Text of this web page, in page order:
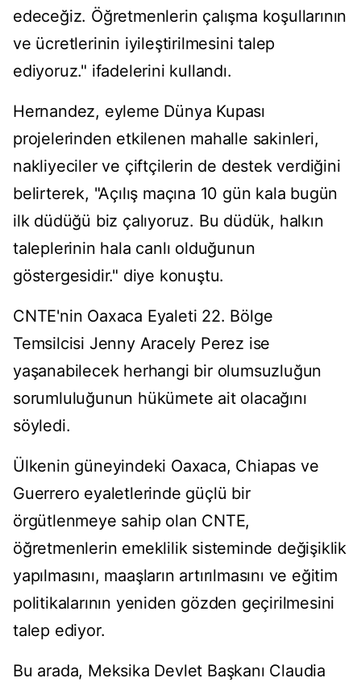
edeceğiz. Öğretmenlerin çalışma koşullarının
ve ücretlerinin iyileştirilmesini talep
ediyoruz." ifadelerini kullandı.
Hernandez, eyleme Dünya Kupası
projelerinden etkilenen mahalle sakinleri,
nakliyeciler ve çiftçilerin de destek verdiğini
belirterek, "Açılış maçına 10 gün kala bugün
ilk düdüğü biz çalıyoruz. Bu düdük, halkın
taleplerinin hala canlı olduğunun
göstergesidir." diye konuştu.
CNTE'nin Oaxaca Eyaleti 22. Bölge
Temsilcisi Jenny Aracely Perez ise
yaşanabilecek herhangi bir olumsuzluğun
sorumluluğunun hükümete ait olacağını
söyledi.
Ülkenin güneyindeki Oaxaca, Chiapas ve
Guerrero eyaletlerinde güçlü bir
örgütlenmeye sahip olan CNTE,
öğretmenlerin emeklilik sisteminde değişiklik
yapılmasını, maaşların artırılmasını ve eğitim
politikalarının yeniden gözden geçirilmesini
talep ediyor.
Bu arada, Meksika Devlet Başkanı Claudia